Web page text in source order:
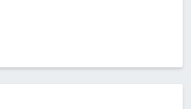
DI MATRIMONIO}